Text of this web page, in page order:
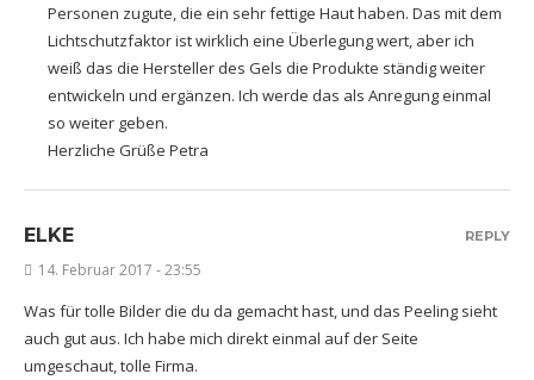
Personen zugute, die ein sehr fettige Haut haben. Das mit dem
Lichtschutzfaktor ist wirklich eine Überlegung wert, aber ich
weiß das die Hersteller des Gels die Produkte ständig weiter
entwickeln und ergänzen. Ich werde das als Anregung einmal
so weiter geben.
Herzliche Grüße Petra
ELKE
14. Februar 2017 - 23:55
Was für tolle Bilder die du da gemacht hast, und das Peeling sieht
auch gut aus. Ich habe mich direkt einmal auf der Seite
umgeschaut, tolle Firma.
REPLY